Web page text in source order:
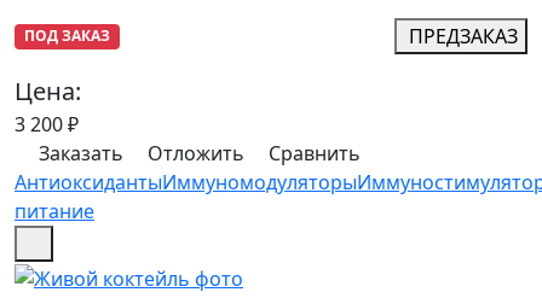
ПОД ЗАКАЗ ПРЕДЗАКАЗ
Цена:
3 200₽
Заказать
Отложить
Сравнить
АнтиоксидантыИммуномодуляторы
питание